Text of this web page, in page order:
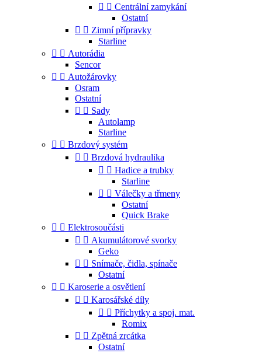
  Centrální zamykání
Ostatní
  Zimní přípravky
Starline
  Autorádia
Sencor
  Autožárovky
Osram
Ostatní
  Sady
Autolamp
Starline
  Brzdový systém
  Brzdová hydraulika
  Hadice a trubky
Starline
  Válečky a třmeny
Ostatní
Quick Brake
  Elektrosoučásti
  Akumulátorové svorky
Geko
  Snímače, čidla, spínače
Ostatní
  Karoserie a osvětlení
  Karosářské díly
  Příchytky a spoj. mat.
Romix
  Zpětná zrcátka
Ostatní